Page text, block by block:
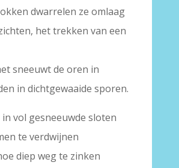
dwarrelen ze omlaag
het trekken van een
sneeuwt de oren in
in dichtgewaaide sporen.
vol gesneeuwde sloten
te verdwijnen
diep weg te zinken